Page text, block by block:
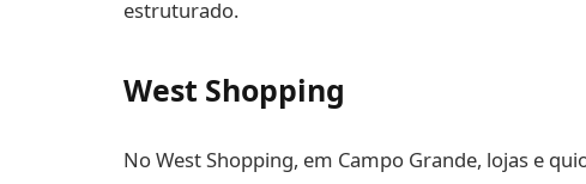
estruturado.
West Shopping
No West Shopping, em Campo Grande, lojas e